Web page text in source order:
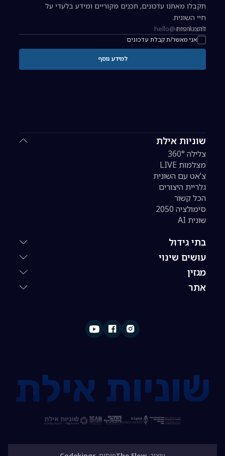
שוניות אילת
צלילה 360°
מצלמות LIVE
צ'אט עם השונית
גלריית היצורים
הכל קשור
סימולציה 2050
שונית AI
בתי גידול
עושים שינוי
מגזין
אתר
תקבלו מאתנו עדכונים, תכנים מקוריים ומידע בלעדי על
חיי השונית.
כתובת אימייל להרשמה לניוזלטר
אני מאשר/ת קבלת עדכונים
להצטרפות
למידע נוסף